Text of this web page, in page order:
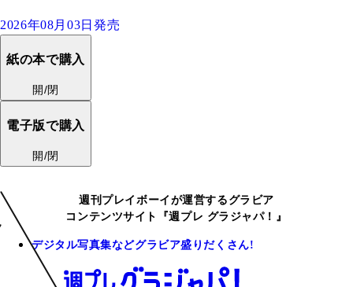
2026年08月03日発売
紙の本で購入
開/閉
電子版で購入
開/閉
週刊プレイボーイが運営するグラビア
コンテンツサイト『週プレ グラジャパ！』
デジタル写真集などグラビア盛りだくさん!